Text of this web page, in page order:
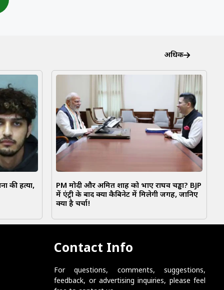
अधिक
की हत्या,
PM मोदी और अमित शाह को भाए राघव चड्ढा? BJP
में एंट्री के बाद क्या कैबिनेट में मिलेगी जगह, जानिए
क्या है चर्चा!
Contact Info
For questions, comments, suggestions,
feedback, or advertising inquiries, please feel